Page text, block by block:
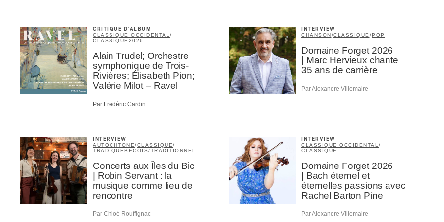
CRITIQUE D'ALBUM
CLASSIQUE OCCIDENTAL/
CLASSIQUE2026
Alain Trudel; Orchestre
symphonique de Trois-
Rivières; Élisabeth Pion;
Valérie Milot – Ravel
Par Frédéric Cardin
INTERVIEW
CHANSON /CLASSIQUE/POP
Domaine Forget 2026
| Marc Hervieux chante
35 ans de carrière
Par Alexandre Villemaire
INTERVIEW
AUTOCHTONE/CLASSIQUE/
TRAD QUÉBÉCOIS/TRADITIONNEL
Concerts aux Îles du Bic
| Robin Servant : la
musique comme lieu de
rencontre
Par Chloé Rouffignac
INTERVIEW
CLASSIQUE OCCIDENTAL /
CLASSIQUE
Domaine Forget 2026
| Bach éternel et
éternelles passions avec
Rachel Barton Pine
Par Alexandre Villemaire